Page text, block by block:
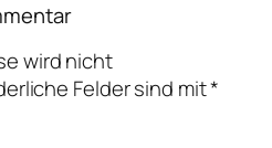
wird nicht
Felder sind mit*